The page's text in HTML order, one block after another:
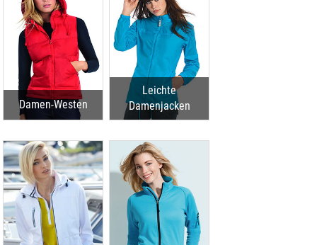
Damen-Westen
Leichte
Damenjacken